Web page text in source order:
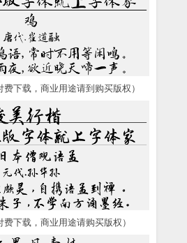
下载，商业用途请到购买版权）
下载，商业用途请购买版权）